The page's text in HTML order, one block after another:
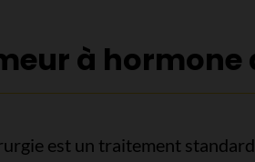
à hormone
est un traitement